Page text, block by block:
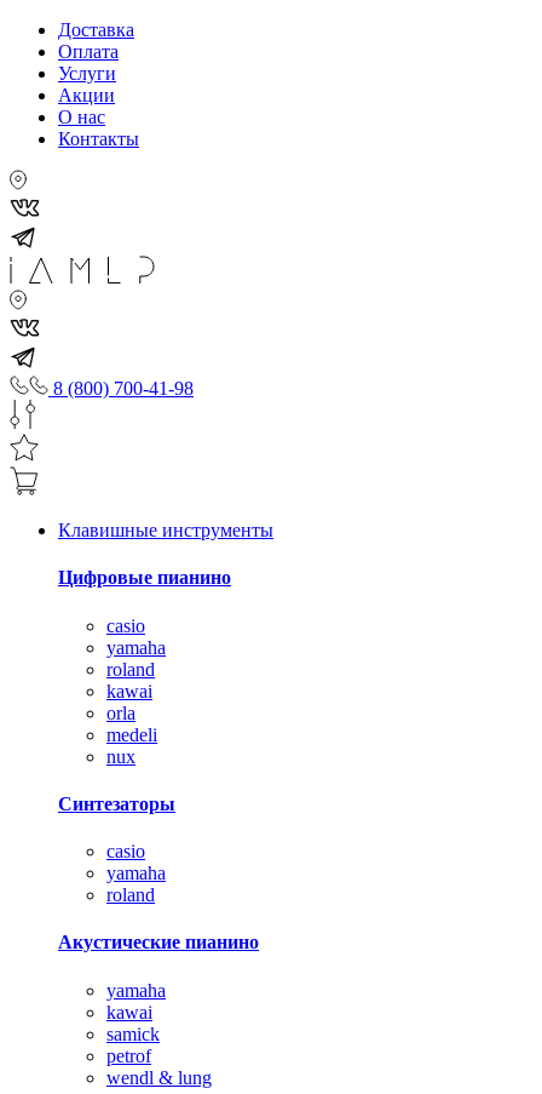
Доставка
Оплата
Услуги
Акции
О нас
Контакты
8 (800) 700-41-98
Клавишные инструменты
Цифровые пианино
casio
yamaha
roland
kawai
orla
medeli
nux
Синтезаторы
casio
yamaha
roland
Акустические пианино
yamaha
kawai
samick
petrof
wendl & lung